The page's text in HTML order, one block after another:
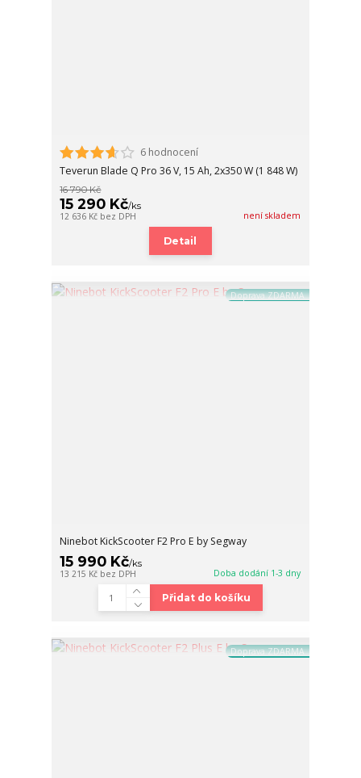
6 hodnocení
Teverun Blade Q Pro 36 V, 15 Ah, 2x350 W (1 848 W)
16 790 Kč
15 290 Kč/ks
12 636 Kč bez DPH není skladem
Detail
Doprava ZDARMA
Ninebot KickScooter F2 Pro E by Segway
15 990 Kč/ks
13 215 Kč bez DPH Doba dodání 1-3 dny
Přidat do košíku
Doprava ZDARMA